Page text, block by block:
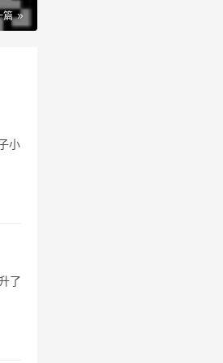
篇
小
了